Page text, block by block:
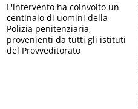
L'intervento ha coinvolto un
centinaio di uomini della
Polizia penitenziaria,
provenienti da tutti gli istituti
del Provveditorato